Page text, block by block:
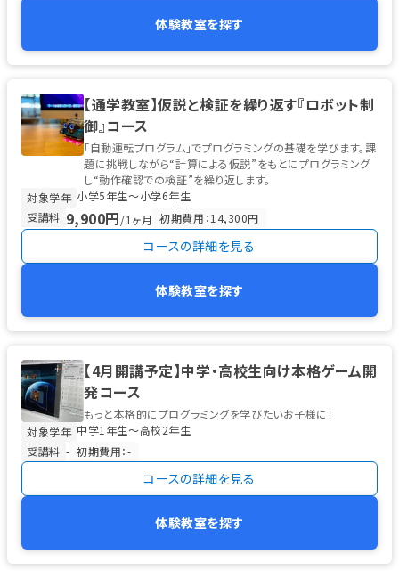
体験教室を探す
【通学教室】仮説と検証を繰り返す『ロボット制
御』コース
「自動運転プログラム」でプログラミングの基礎を学びます。課
題に挑戦しながら“計算による仮説”をもとにプログラミング
し“動作確認での検証”を繰り返します。
対象学年 小学5年生〜小学6年生
受講料 9,900円/1ヶ月 初期費用：14,300円
コースの詳細を見る
体験教室を探す
【4月開講予定】中学・高校生向け本格ゲーム開
発コース
もっと本格的にプログラミングを学びたいお子様に！
対象学年 中学1年生〜高校2年生
受講料 - 初期費用：-
コースの詳細を見る
体験教室を探す